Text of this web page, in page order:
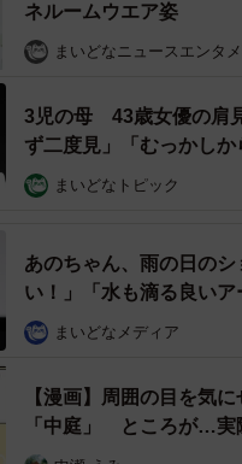
ネルームウエア姿
まいどなニュースエンタ
3児の母 43歳女優の肩
ず二度見」「むっかしか
まいどなトピック
あのちゃん、雨の日の
い！」「水も滴る良い
まいどなメディア
【漫画】周囲の目を気
「中庭」 ところが…実